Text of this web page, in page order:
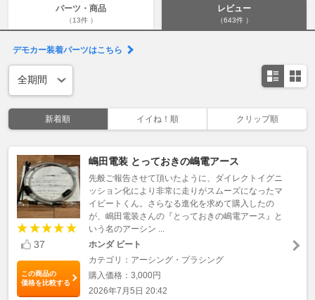
パーツ・商品
（13件 ）
レビュー
（643件 ）
デモカー装着パーツはこちら
新着順 イイね！順 クリップ順
37
この商品の
価格を比較する
嶋田電装 とっておきの嶋電アース
先般ご報告させて頂いたように、ダイレクトイグニ
ッション化により非常に走りがスムーズになったマ
イビートくん。さらなる進化を求めて購入したの
が、嶋田電装さんの『とっておきの嶋電アース』と
いう名のアーシン ...
ホンダ ビート
カテゴリ：アーシング・プラシング
購入価格：3,000円
2026年7月5日 20:42